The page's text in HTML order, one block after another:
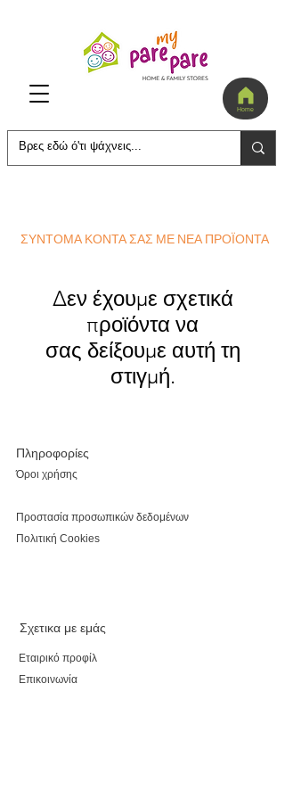
Home
Δεν έχουμε σχετικά
προϊόντα να
σας δείξουμε αυτή τη
στιγμή.
ΣΥΝΤΟΜΑ ΚΟΝΤΑ ΣΑΣ ΜΕ ΝΕΑ ΠΡΟΪΟΝΤΑ
Πληροφορίες
Όροι χρήσης
Προστασία προσωπικών δεδομένων
Πολιτική Cookies
Σχετικα με εμάς
Εταιρικό προφίλ
Επικοινωνία